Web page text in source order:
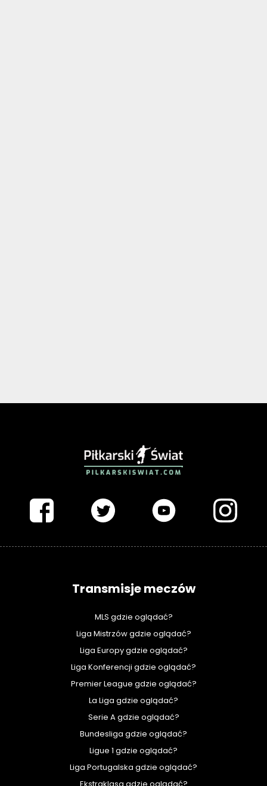
Transmisje meczów
MLS gdzie oglądać?
Liga Mistrzów gdzie oglądać?
Liga Europy gdzie oglądać?
Liga Konferencji gdzie oglądać?
Premier League gdzie oglądać?
La Liga gdzie oglądać?
Serie A gdzie oglądać?
Bundesliga gdzie oglądać?
Ligue 1 gdzie oglądać?
Liga Portugalska gdzie oglądać?